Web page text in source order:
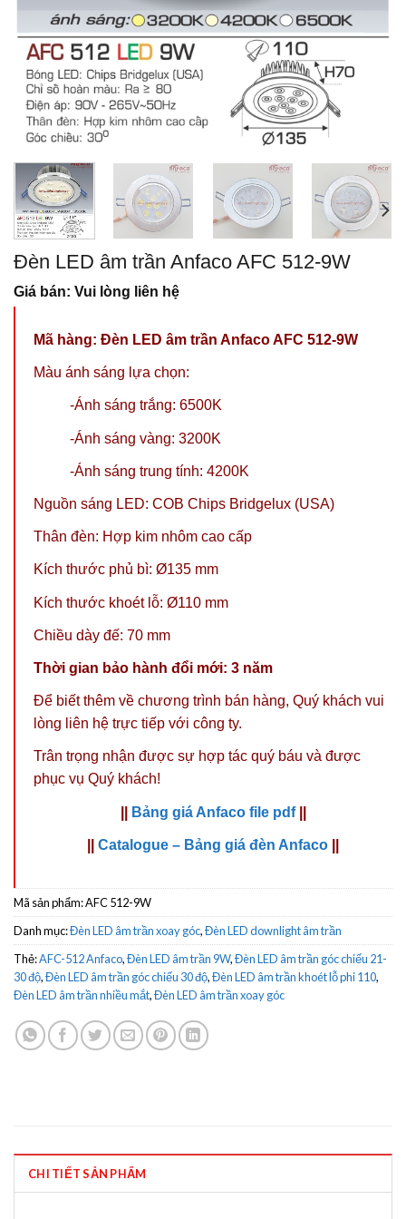
Đèn LED âm trần Anfaco AFC 512-9W
Giá bán: Vui lòng liên hệ
Mã hàng: Đèn LED âm trần Anfaco AFC 512-9W
Màu ánh sáng lựa chọn:
-Ánh sáng trắng: 6500K
-Ánh sáng vàng: 3200K
-Ánh sáng trung tính: 4200K
Nguồn sáng LED: COB Chips Bridgelux (USA)
Thân đèn: Hợp kim nhôm cao cấp
Kích thước phủ bì: Ø135 mm
Kích thước khoét lỗ: Ø110 mm
Chiều dày đế: 70 mm
Thời gian bảo hành đổi mới: 3 năm
Để biết thêm về chương trình bán hàng, Quý khách vui
lòng liên hệ trực tiếp với công ty.
Trân trọng nhận được sự hợp tác quý báu và được
phục vụ Quý khách!
Bảng giá Anfaco file pdf
Catalogue – Bảng giá đèn Anfaco
Mã sản phẩm:AFC 512-9W
Danh mục:Đèn LED âm trần xoay góc,Đèn LED downlight âm trần
Thẻ:AFC-512 Anfaco,Đèn LED âm trần 9W,Đèn LED âm trần góc chiếu 21-
30 độ,Đèn LED âm trần góc chiếu 30 độ,Đèn LED âm trần khoét lỗ phi 110,
Đèn LED âm trần nhiều mắt,Đèn LED âm trần xoay góc
CHI TIẾT SẢN PHẨM